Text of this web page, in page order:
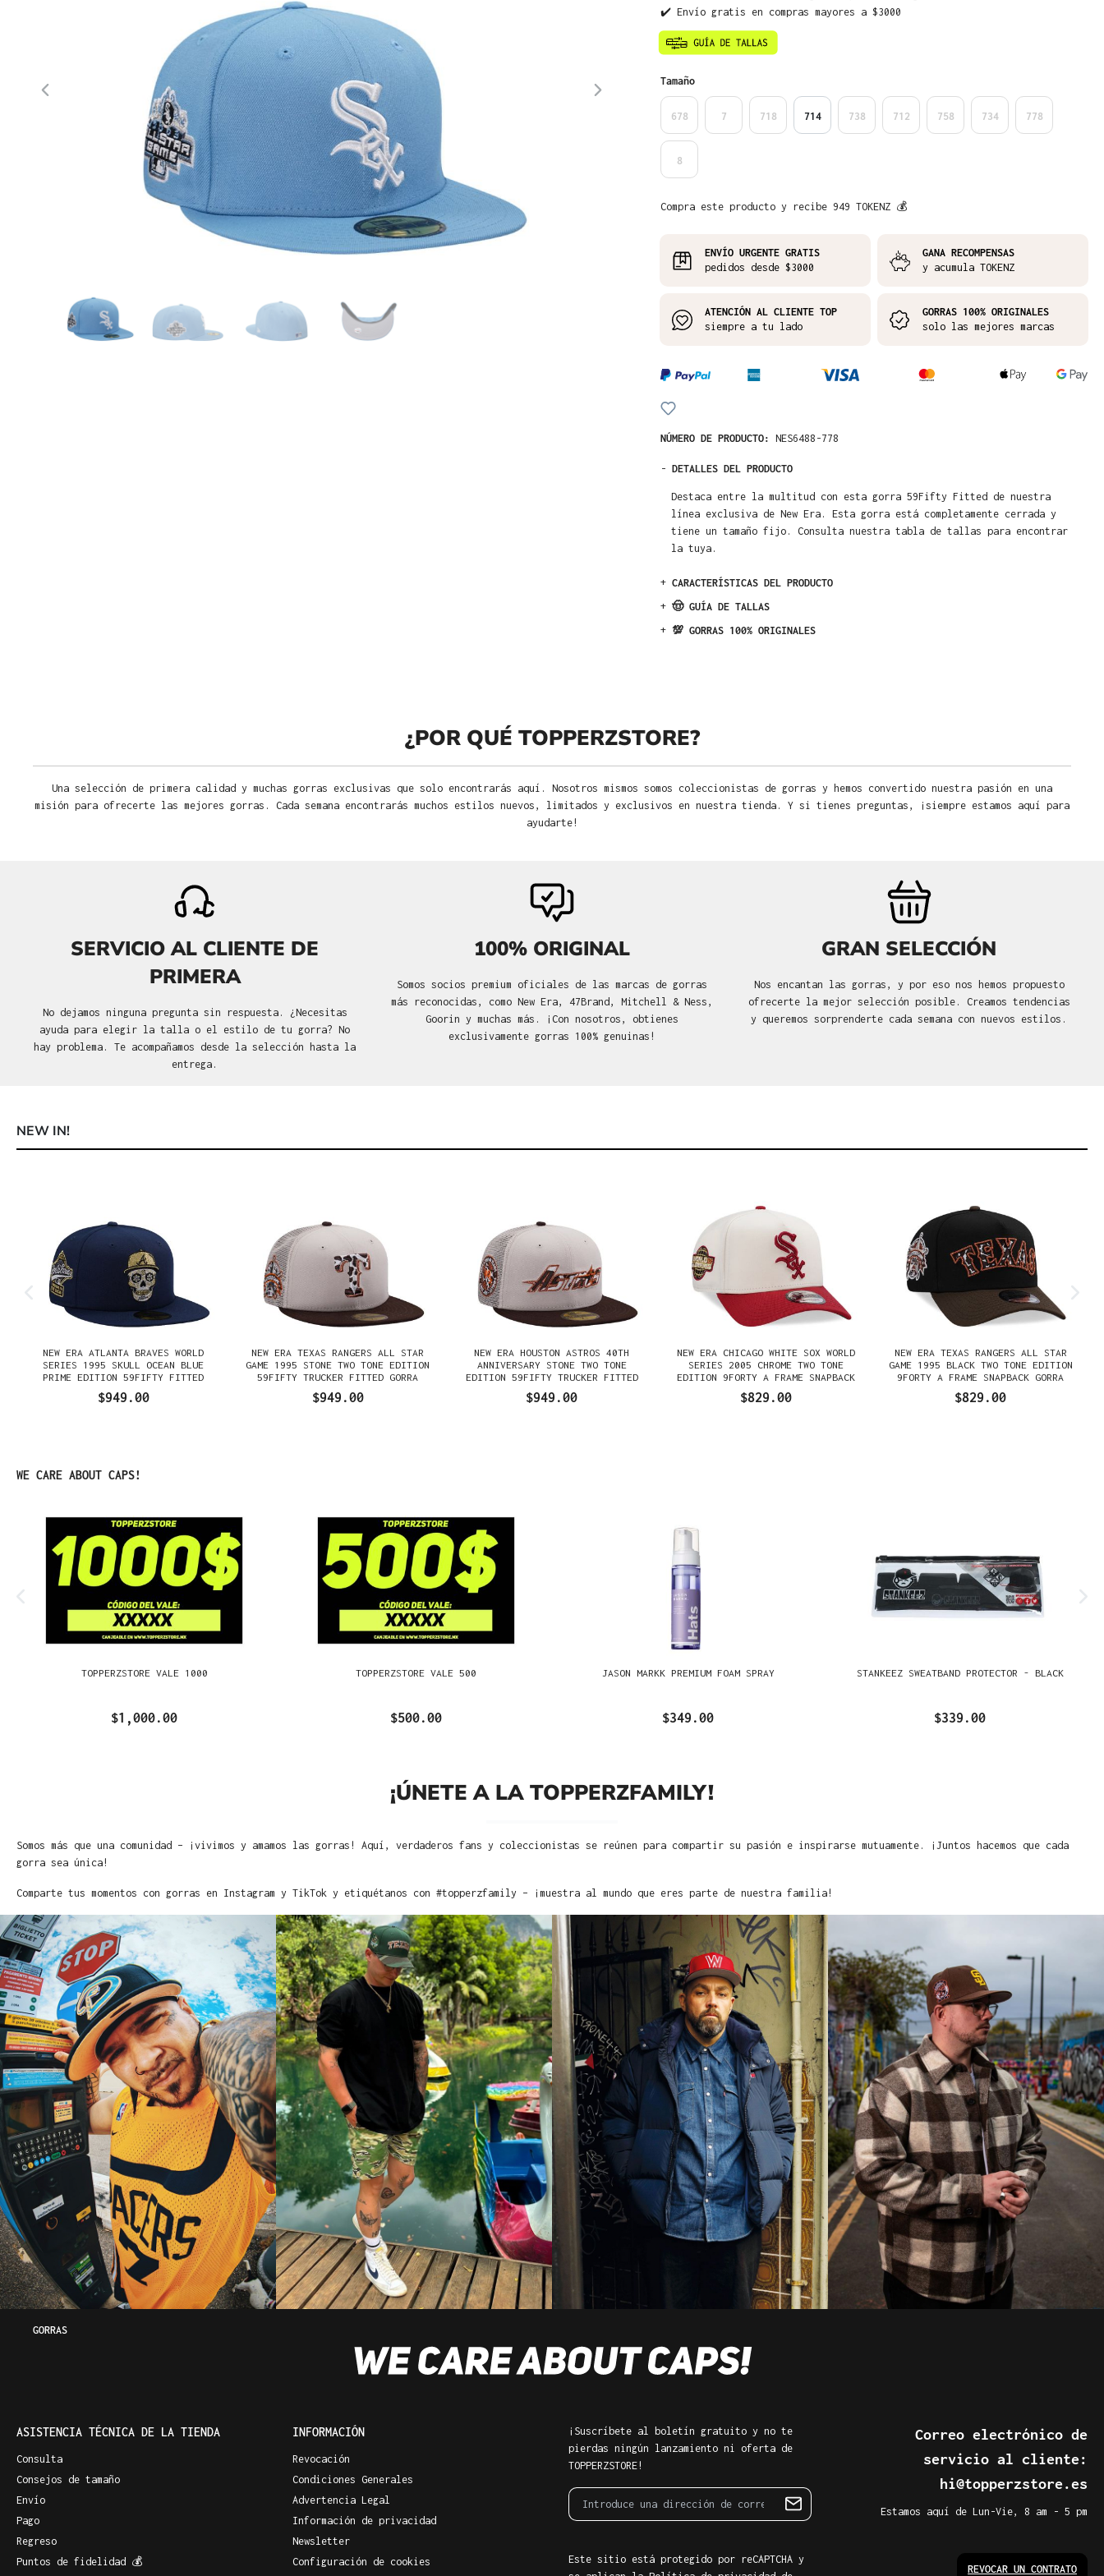
✔️ Envío gratis en compras mayores a $3000
Seleccione
Tamaño
678 7 718 714 738 712 758 734 778
8
Compra este producto y recibe 949 TOKENZ 💰
ENVÍO URGENTE GRATIS
pedidos desde $3000
GANA RECOMPENSAS
y acumula TOKENZ
ATENCIÓN AL CLIENTE TOP
siempre a tu lado
GORRAS 100% ORIGINALES
solo las mejores marcas
NÚMERO DE PRODUCTO: NES6488-778
- DETALLES DEL PRODUCTO
Destaca entre la multitud con esta gorra 59Fifty Fitted de nuestra
línea exclusiva de New Era. Esta gorra está completamente cerrada y
tiene un tamaño fijo. Consulta nuestra tabla de tallas para encontrar
la tuya.
+ CARACTERÍSTICAS DEL PRODUCTO
+ 🤠 GUÍA DE TALLAS
+ 💯 GORRAS 100% ORIGINALES
¿POR QUÉ TOPPERZSTORE?
Una selección de primera calidad y muchas gorras exclusivas que solo encontrarás aquí. Nosotros mismos somos coleccionistas de gorras y hemos convertido nuestra pasión en una
misión para ofrecerte las mejores gorras. Cada semana encontrarás muchos estilos nuevos, limitados y exclusivos en nuestra tienda. Y si tienes preguntas, ¡siempre estamos aquí para
ayudarte!
SERVICIO AL CLIENTE DE
PRIMERA
No dejamos ninguna pregunta sin respuesta. ¿Necesitas
ayuda para elegir la talla o el estilo de tu gorra? No
hay problema. Te acompañamos desde la selección hasta la
entrega.
100% ORIGINAL
Somos socios premium oficiales de las marcas de gorras
más reconocidas, como New Era, 47Brand, Mitchell & Ness,
Goorin y muchas más. ¡Con nosotros, obtienes
exclusivamente gorras 100% genuinas!
GRAN SELECCIÓN
Nos encantan las gorras, y por eso nos hemos propuesto
ofrecerte la mejor selección posible. Creamos tendencias
y queremos sorprenderte cada semana con nuevos estilos.
NEW IN!
NEW ERA ATLANTA BRAVES WORLD
SERIES 1995 SKULL OCEAN BLUE
PRIME EDITION 59FIFTY FITTED
$949.00
NEW ERA TEXAS RANGERS ALL STAR
GAME 1995 STONE TWO TONE EDITION
59FIFTY TRUCKER FITTED GORRA
$949.00
NEW ERA HOUSTON ASTROS 40TH
ANNIVERSARY STONE TWO TONE
EDITION 59FIFTY TRUCKER FITTED
$949.00
NEW ERA CHICAGO WHITE SOX WORLD
SERIES 2005 CHROME TWO TONE
EDITION 9FORTY A FRAME SNAPBACK
$829.00
NEW ERA TEXAS RANGERS ALL STAR
GAME 1995 BLACK TWO TONE EDITION
9FORTY A FRAME SNAPBACK GORRA
$829.00
Omitir la galería de productos
WE CARE ABOUT CAPS!
TOPPERZSTORE VALE 1000
$1,000.00
TOPPERZSTORE VALE 500
$500.00
JASON MARKK PREMIUM FOAM SPRAY
$349.00
STANKEEZ SWEATBAND PROTECTOR - BLACK
$339.00
¡ÚNETE A LA TOPPERZFAMILY!
Somos más que una comunidad – ¡vivimos y amamos las gorras! Aquí, verdaderos fans y coleccionistas se reúnen para compartir su pasión e inspirarse mutuamente. ¡Juntos hacemos que cada
gorra sea única!
Comparte tus momentos con gorras en Instagram y TikTok y etiquétanos con #topperzfamily – ¡muestra al mundo que eres parte de nuestra familia!
GORRAS
ASISTENCIA TÉCNICA DE LA TIENDA
Consulta
Consejos de tamaño
Envío
Pago
Regreso
Puntos de fidelidad 💰
INFORMACIÓN
Revocación
Condiciones Generales
Advertencia Legal
Información de privacidad
Newsletter
Configuración de cookies
¡Suscríbete al boletín gratuito y no te
pierdas ningún lanzamiento ni oferta de
TOPPERZSTORE!
Este sitio está protegido por reCAPTCHA y
Correo electrónico de
servicio al cliente:
hi@topperzstore.es
Estamos aquí de Lun-Vie, 8 am - 5 pm
REVOCAR UN CONTRATO